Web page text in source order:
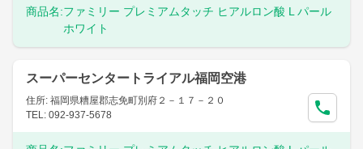
商品名:ファミリー プレミアムタッチ ヒアルロン酸 L パール
ホワイト
スーパーセンタートライアル福岡空港
住所: 福岡県糟屋郡志免町別府２－１７－２０
TEL: 092-937-5678